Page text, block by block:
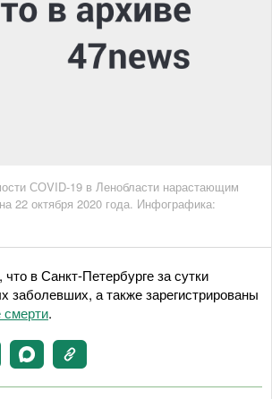
СОVID-19 в Ленобласти нарастающим
22 октября 2020 года. Инфографика:
в Санкт-Петербурге за сутки
заболевших, а также зарегистрированы
смерти.